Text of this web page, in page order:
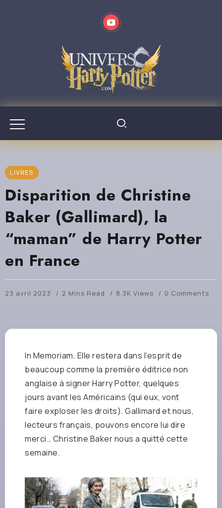
LIVRES
Disparition de Christine
Baker (Gallimard), la
“maman” de Harry Potter
en France
23 avril 2023 2 Mins Read 8.3K Views 0 Comments
In Memoriam. Elle restera dans l’esprit de
beaucoup comme la première éditrice non
anglaise à signer Harry Potter, quelques
jours avant les Américains (qui eux, vont
faire exploser les droits). Gallimard et nous,
lecteurs français, pouvons encore lui dire
merci… Christine Baker nous a quitté cette
semaine.